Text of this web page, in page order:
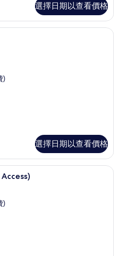
選擇日期以查看價格
俱樂部客房, 2 張單人床, 海景 | 1 間臥
)
選擇日期以查看價格
豪華客房, 1 張特大雙人床 (Club
)